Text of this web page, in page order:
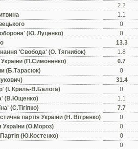
2.2
1.1
0
(Ю. Луценко)
0
13.3
'Свобода' (О. Тягнибок)
1.8
(П.Симоненко)
0.7
(Б.Тарасюк)
0
31.4
(I. Криль-В.Балога)
0
(В.Ющенко)
1.1
(С.Тiгiпко)
7.7
партiя України (Н. Вiтренко)
0
України (О.Мороз)
0
(Ю.Костенко)
0
0